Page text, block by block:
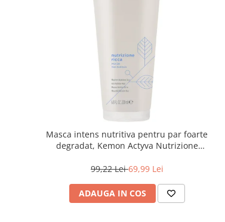
Masca intens nutritiva pentru par foarte
degradat, Kemon Actyva Nutrizione
99,22 Lei69,99 Lei
ADAUGA IN COS